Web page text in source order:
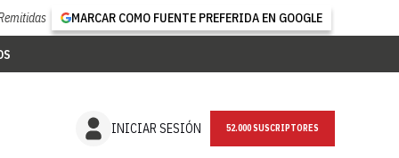
MARCAR COMO FUENTE PREFERIDA EN GOOGLE
INICIAR SESIÓN NEWSLETTER